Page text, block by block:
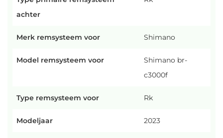
achter
Merk remsysteem voor Shimano
Model remsysteem voor
Shimano br-
c3000f
Type remsysteem voor Rk
Modeljaar 2023